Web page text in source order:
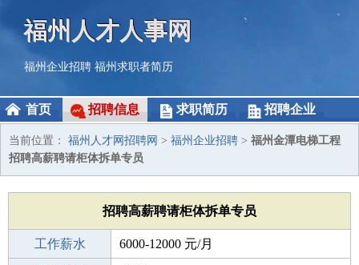
福州人才人事网
福州企业招聘 福州求职者简历
首页 招聘信息 求职简历 招聘企业
当前位置： 福州人才网招聘网 > 福州企业招聘 > 福州金潭电梯工程
招聘高薪聘请柜体拆单专员
招聘高薪聘请柜体拆单专员
工作薪水 6000-12000 元/月